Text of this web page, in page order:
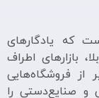
که یادگارهای
بازارهای اطراف
فروشگاه‌هایی
و صنایع‌دستی را